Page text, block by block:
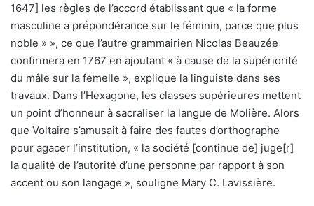
1647] les règles de l’accord établissant que « la forme
masculine a prépondérance sur le féminin, parce que plus
noble » », ce que l’autre grammairien Nicolas Beauzée
confirmera en 1767 en ajoutant « à cause de la supériorité
du mâle sur la femelle », explique la linguiste dans ses
travaux. Dans l’Hexagone, les classes supérieures mettent
un point d’honneur à sacraliser la langue de Molière. Alors
que Voltaire s’amusait à faire des fautes d’orthographe
pour agacer l’institution, « la société [continue de] juge[r]
la qualité de l’autorité d’une personne par rapport à son
accent ou son langage », souligne Mary C. Lavissière.